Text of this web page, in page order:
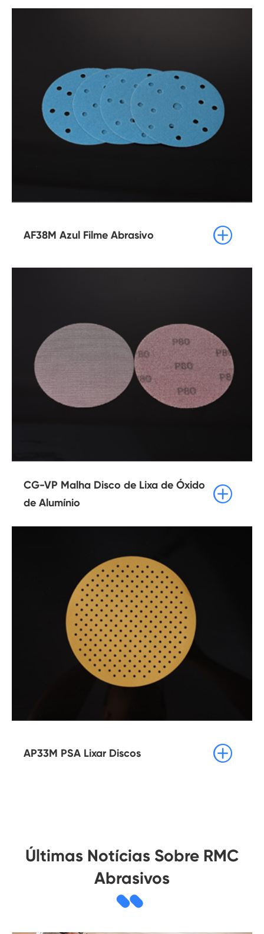
AF38M Azul Filme Abrasivo 
CG-VP Malha Disco de Lixa de Óxido
de Alumínio

AP33M PSA Lixar Discos 
Últimas Notícias Sobre RMC
Abrasivos